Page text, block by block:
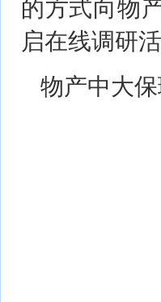
的方式向物
启在线调研活
物产中大